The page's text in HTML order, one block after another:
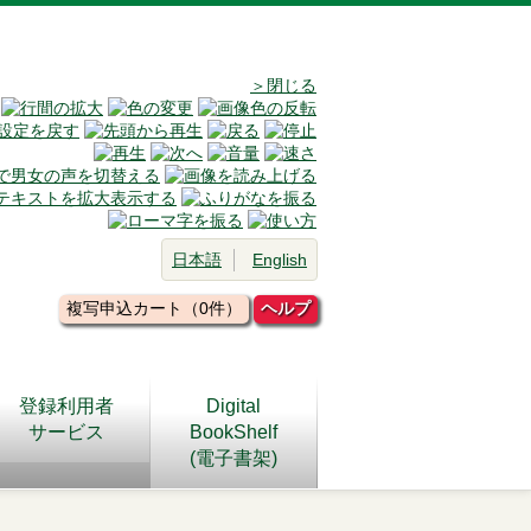
＞閉じる
日本語 English
複写申込カート（0件） ヘルプ
登録利用者
サービス
Digital
BookShelf
(電子書架)